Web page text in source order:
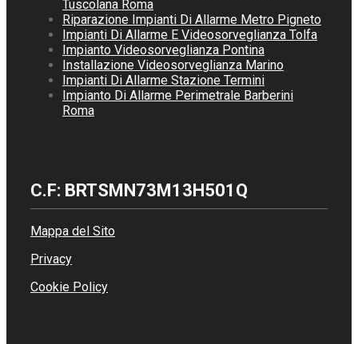
Tuscolana Roma
Riparazione Impianti Di Allarme Metro Pigneto
Impianti Di Allarme E Videosorveglianza Tolfa
Impianto Videosorveglianza Pontina
Installazione Videosorveglianza Marino
Impianti Di Allarme Stazione Termini
Impianto Di Allarme Perimetrale Barberini
Roma
C.F: BRTSMN73M13H501Q
Mappa del Sito
Privacy
Cookie Policy